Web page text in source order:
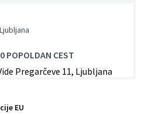
POPOLDAN CEST
EU